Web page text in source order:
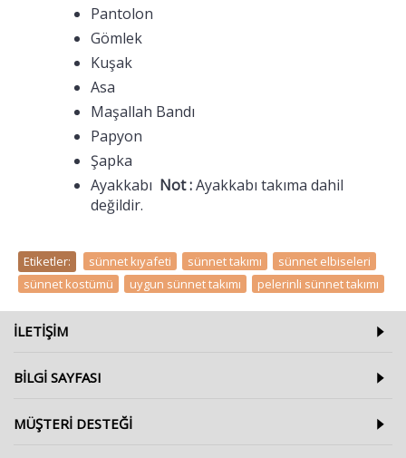
Pantolon
Gömlek
Kuşak
Asa
Maşallah Bandı
Papyon
Şapka
Ayakkabı Not :Ayakkabı takıma dahil
değildir.
Etiketler: sünnet kıyafeti sünnet takımı sünnet elbiseleri
sünnet kostümü
uygun sünnet takımı pelerinli sünnet takımı
ILETIŞIM
BILGI SAYFASI
MÜŞTERI DESTEĞI